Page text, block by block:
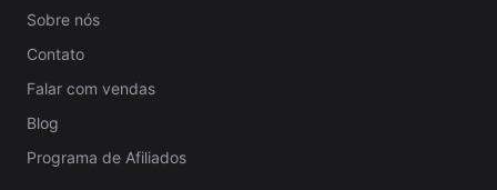
Sobre nós
Contato
Falar com vendas
Blog
Programa de Afiliados